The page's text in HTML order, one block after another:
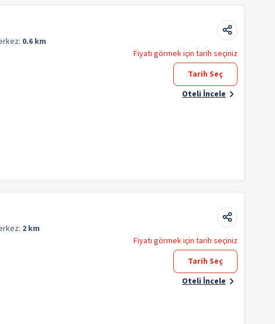
0.6 km
Fiyatı görmek için tarih seçiniz
Tarih Seç
Oteli İncele
2 km
Fiyatı görmek için tarih seçiniz
Tarih Seç
Oteli İncele